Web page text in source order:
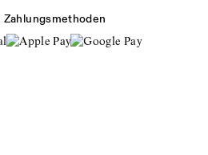
Zahlungsmethoden